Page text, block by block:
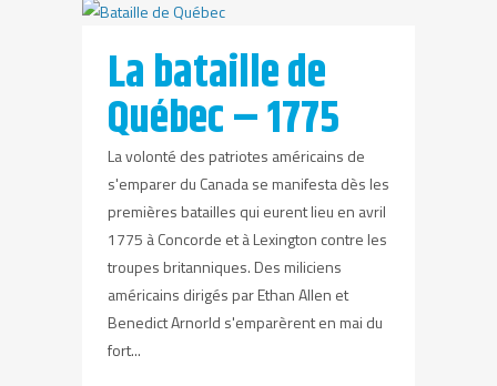
La bataille de
Québec – 1775
La volonté des patriotes américains de
s'emparer du Canada se manifesta dès les
premières batailles qui eurent lieu en avril
1775 à Concorde et à Lexington contre les
troupes britanniques. Des miliciens
américains dirigés par Ethan Allen et
Benedict Arnorld s'emparèrent en mai du
fort...